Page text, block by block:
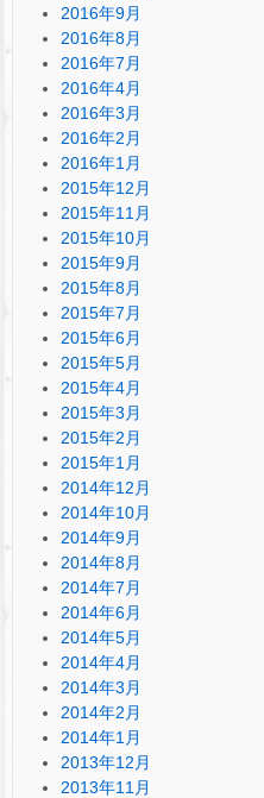
2016年9月
2016年8月
2016年7月
2016年4月
2016年3月
2016年2月
2016年1月
2015年12月
2015年11月
2015年10月
2015年9月
2015年8月
2015年7月
2015年6月
2015年5月
2015年4月
2015年3月
2015年2月
2015年1月
2014年12月
2014年10月
2014年9月
2014年8月
2014年7月
2014年6月
2014年5月
2014年4月
2014年3月
2014年2月
2014年1月
2013年12月
2013年11月